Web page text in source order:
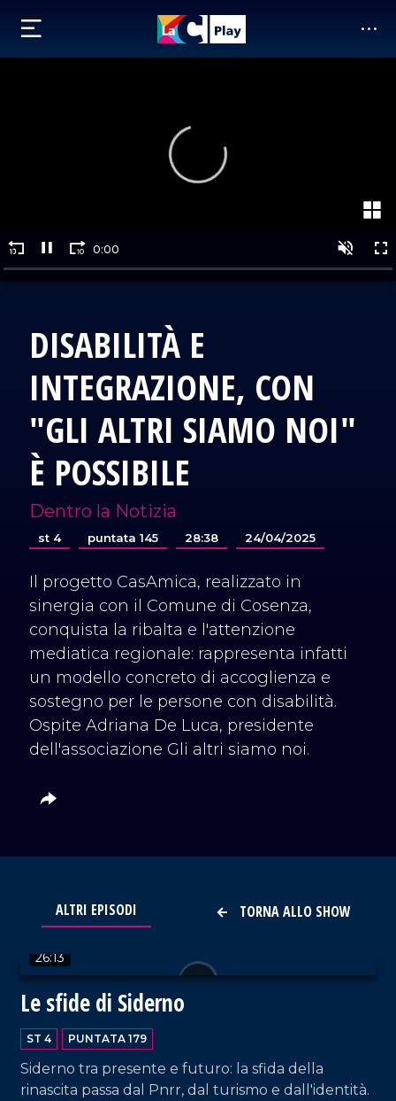
DISABILITÀ E
INTEGRAZIONE, CON
"GLI ALTRI SIAMO NOI"
È POSSIBILE
Dentro la Notizia
st 4 puntata 145 28:38 24/04/2025
Il progetto CasAmica, realizzato in
sinergia con il Comune di Cosenza,
conquista la ribalta e l'attenzione
mediatica regionale: rappresenta infatti
un modello concreto di accoglienza e
sostegno per le persone con disabilità.
Ospite Adriana De Luca, presidente
dell'associazione Gli altri siamo noi.
TORNA ALLO SHOW
ALTRI EPISODI
26:13
Le sfide di Siderno
ST 4 PUNTATA 179
Siderno tra presente e futuro: la sfida della
rinascita passa dal Pnrr, dal turismo e dall'identità.
VAI AL TITOLO